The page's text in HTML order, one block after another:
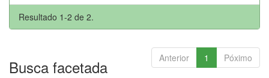
Resultado 1-2 de 2.
Anterior 1 Póximo
Busca facetada